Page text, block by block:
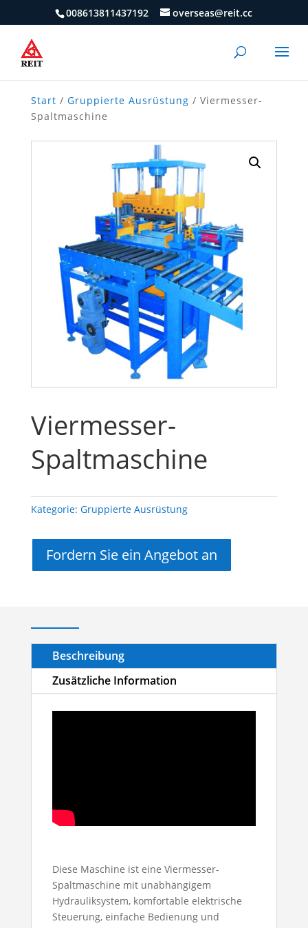
008613811437192 overseas@reit.cc
Start / Gruppierte Ausrüstung / Viermesser-
Spaltmaschine
Viermesser-
Spaltmaschine
Kategorie: Gruppierte Ausrüstung
Fordern Sie ein Angebot an
Beschreibung
Zusätzliche Information
Diese Maschine ist eine Viermesser-
Spaltmaschine mit unabhängigem
Hydrauliksystem, komfortable elektrische
Steuerung, einfache Bedienung und